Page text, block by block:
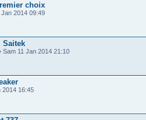
choix
2014 09:49
Saitek
Sam 11 Jan 2014 21:10
2014 16:45